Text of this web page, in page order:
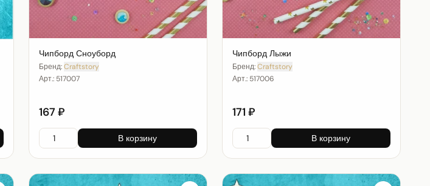
Чипборд Сноуборд
Бренд:Craftstory
Арт.: 517007
167 ₽
В корзину
Чипборд Лыжи
Бренд:Craftstory
Арт.: 517006
171 ₽
В корзину